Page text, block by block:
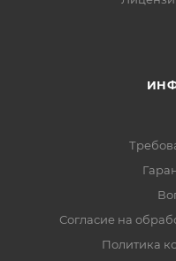
Согласие на
Политика